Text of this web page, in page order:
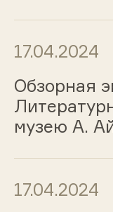
17.04.2024
Обзорная
музею А.
17.04.2024